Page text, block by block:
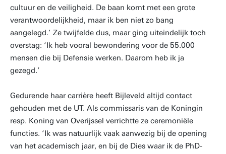
cultuur en de veiligheid. De baan komt met een grote
verantwoordelijkheid, maar ik ben niet zo bang
aangelegd.’ Ze twijfelde dus, maar ging uiteindelijk toch
overstag: ‘Ik heb vooral bewondering voor de 55.000
mensen die bij Defensie werken. Daarom heb ik ja
gezegd.’
Gedurende haar carrière heeft Bijleveld altijd contact
gehouden met de UT. Als commissaris van de Koningin
resp. Koning van Overijssel verrichtte ze ceremoniële
functies. ‘Ik was natuurlijk vaak aanwezig bij de opening
van het academisch jaar, en bij de Dies waar ik de PhD-